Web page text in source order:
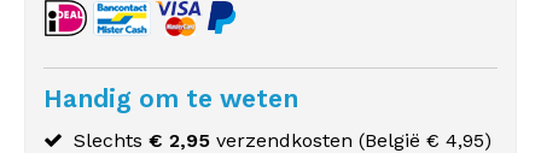
Handig om te weten
Slechts € 2,95 verzendkosten (België € 4,95)